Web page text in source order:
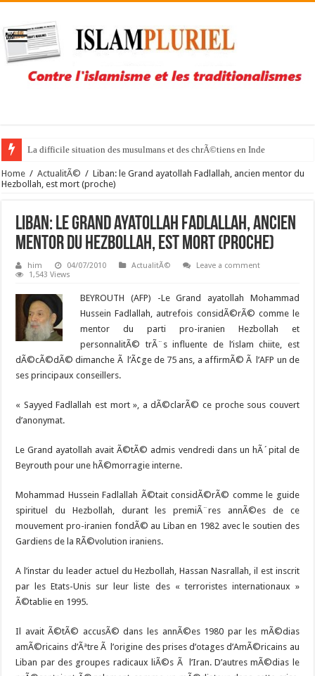
La difficile situation des musulmans et des chrÃ©tiens en Inde
Home / ActualitÃ© / Liban: le Grand ayatollah Fadlallah, ancien mentor du
Hezbollah, est mort (proche)
Liban: le Grand ayatollah Fadlallah, ancien
mentor du Hezbollah, est mort (proche)
him 04/07/2010 ActualitÃ©
Leave a comment
1,543 Views
BEYROUTH (AFP) -Le Grand ayatollah Mohammad
Hussein Fadlallah, autrefois considÃ©rÃ© comme le
mentor du parti pro-iranien Hezbollah et
personnalitÃ© trÃ¨s influente de l’islam chiite, est
dÃ©cÃ©dÃ© dimanche Ã l’Ã¢ge de 75 ans, a affirmÃ© Ã l’AFP un de
ses principaux conseillers.
« Sayyed Fadlallah est mort », a dÃ©clarÃ© ce proche sous couvert
d’anonymat.
Le Grand ayatollah avait Ã©tÃ© admis vendredi dans un hÃ´pital de
Beyrouth pour une hÃ©morragie interne.
Mohammad Hussein Fadlallah Ã©tait considÃ©rÃ© comme le guide
spirituel du Hezbollah, durant les premiÃ¨res annÃ©es de ce
mouvement pro-iranien fondÃ© au Liban en 1982 avec le soutien des
Gardiens de la RÃ©volution iraniens.
A l’instar du leader actuel du Hezbollah, Hassan Nasrallah, il est inscrit
par les Etats-Unis sur leur liste des « terroristes internationaux »
Ã©tablie en 1995.
Il avait Ã©tÃ© accusÃ© dans les annÃ©es 1980 par les mÃ©dias
amÃ©ricains d’Ãªtre Ã l’origine des prises d’otages d’AmÃ©ricains au
Liban par des groupes radicaux liÃ©s Ã l’Iran. D’autres mÃ©dias le